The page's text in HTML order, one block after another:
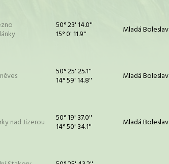
50° 23' 14.0''
15° 0' 11.9'' Mladá Boleslav
50° 25' 25.1''
14° 59' 14.8'' Mladá Boleslav
nad Jizerou 50° 19' 37.0''
14° 50' 34.1'' Mladá Boleslav